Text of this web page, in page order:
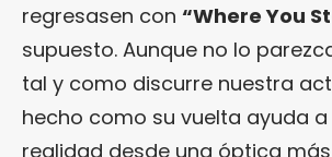
regresasen con “Where You
supuesto. Aunque no lo
tal y como discurre nuestra
hecho como su vuelta ayuda a
realidad desde una óptica